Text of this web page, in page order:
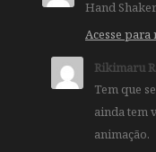
Hand
Acesse
Rikimaru
Tem que
ainda tem
animação.